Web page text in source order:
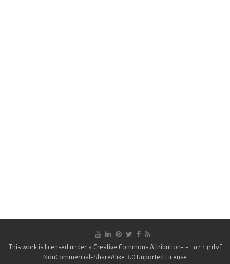
تعليم جديد - This work is licensed under a
Creative Commons Attribution-
NonCommercial-ShareAlike 3.0 Unported License